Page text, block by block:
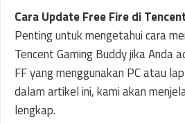
Cara Update Free Fire di
Penting untuk mengetahui cara
Tencent Gaming Buddy jika Anda
FF yang menggunakan PC atau
dalam artikel ini, kami akan
lengkap.